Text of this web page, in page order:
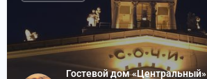
Гостевой дом «Центральный»